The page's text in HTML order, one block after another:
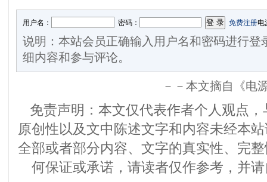
用户名： 密码： 免费注册电
说明：本站会员正确输入用户名和密码进行登
细内容和参与评论。
－－本文摘自《电
免责声明：本文仅代表作者个人观点
原创性以及文中陈述文字和内容未经本
全部或者部分内容、文字的真实性、完
何保证或承诺，请读者仅作参考，并